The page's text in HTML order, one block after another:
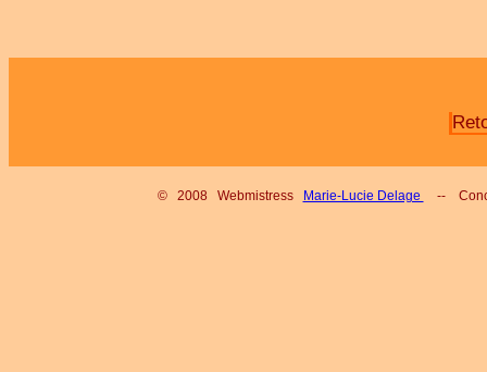
© 2008 Webmistress Marie-Lucie Delage --